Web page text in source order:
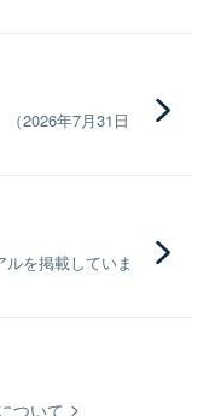
2026年7月31日
を掲載していま
ついて